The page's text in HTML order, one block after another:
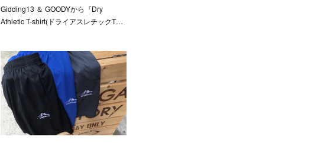
Gidding13 ＆ GOODYから『Dry
Athletic T-shirt(ドライアスレチックT…